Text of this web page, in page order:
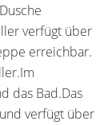
verfügt über
erreichbar.
das Bad.Das
verfügt über